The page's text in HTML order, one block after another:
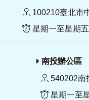
100210臺北市
星期一至星期
南投辦公區
540202南
星期一至